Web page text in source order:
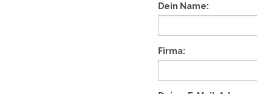
Dein Name:
Firma: